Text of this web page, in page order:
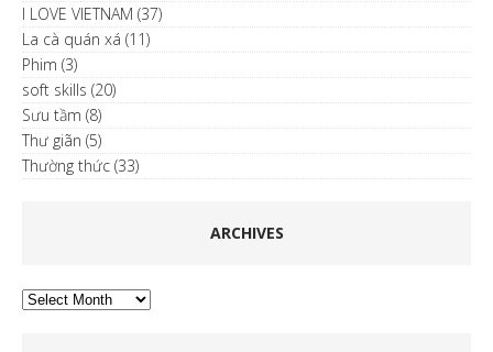
I LOVE VIETNAM (37)
La cà quán xá (11)
Phim (3)
soft skills (20)
Sưu tầm (8)
Thư giãn (5)
Thường thức (33)
ARCHIVES
Archives